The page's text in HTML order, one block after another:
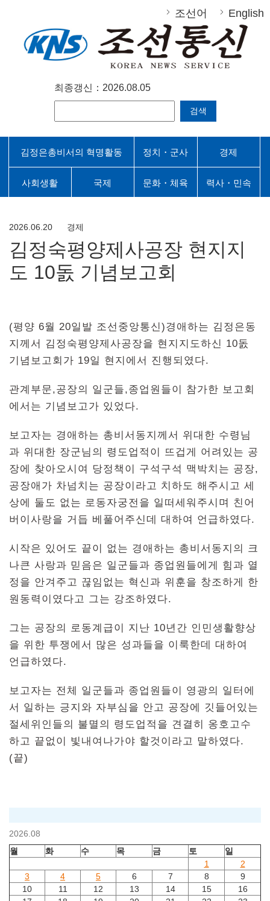
조선어 English
최종갱신：2026.08.05
검색
김정은총비서의 혁명활동 정치・군사 경제
사회생활 국제 문화・체육 력사・민속
2026.06.20 경제
김정숙평양제사공장 현지지
도 10돐 기념보고회
(평양 6월 20일발 조선중앙통신)경애하는 김정은동
지께서 김정숙평양제사공장을 현지지도하신 10돐
기념보고회가 19일 현지에서 진행되였다.
관계부문,공장의 일군들,종업원들이 참가한 보고회
에서는 기념보고가 있었다.
보고자는 경애하는 총비서동지께서 위대한 수령님
과 위대한 장군님의 령도업적이 뜨겁게 어려있는 공
장에 찾아오시여 당정책이 구석구석 맥박치는 공장,
공장애가 차넘치는 공장이라고 치하도 해주시고 세
상에 둘도 없는 로동자궁전을 일떠세워주시며 친어
버이사랑을 거듭 베풀어주신데 대하여 언급하였다.
시작은 있어도 끝이 없는 경애하는 총비서동지의 크
나큰 사랑과 믿음은 일군들과 종업원들에게 힘과 열
정을 안겨주고 끊임없는 혁신과 위훈을 창조하게 한
원동력이였다고 그는 강조하였다.
그는 공장의 로동계급이 지난 10년간 인민생활향상
을 위한 투쟁에서 많은 성과들을 이룩한데 대하여
언급하였다.
보고자는 전체 일군들과 종업원들이 영광의 일터에
서 일하는 긍지와 자부심을 안고 공장에 깃들어있는
절세위인들의 불멸의 령도업적을 견결히 옹호고수
하고 끝없이 빛내여나가야 할것이라고 말하였다.
(끝)
2026.08
월
화 수 목 금 토
일
1
2
3
4 5 6 7 8
9
10
11 12 13 14 15
16